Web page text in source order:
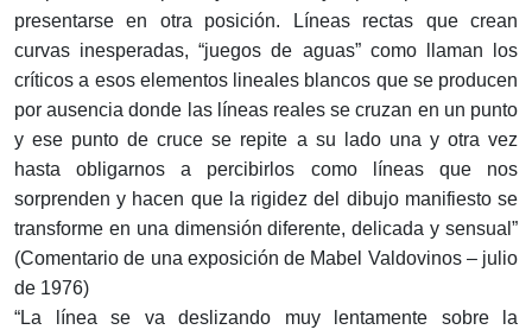
presentarse en otra posición. Líneas rectas que crean
curvas inesperadas, “juegos de aguas” como llaman los
críticos a esos elementos lineales blancos que se producen
por ausencia donde las líneas reales se cruzan en un punto
y ese punto de cruce se repite a su lado una y otra vez
hasta obligarnos a percibirlos como líneas que nos
sorprenden y hacen que la rigidez del dibujo manifiesto se
transforme en una dimensión diferente, delicada y sensual”
(Comentario de una exposición de Mabel Valdovinos – julio
de 1976)
“La línea se va deslizando muy lentamente sobre la